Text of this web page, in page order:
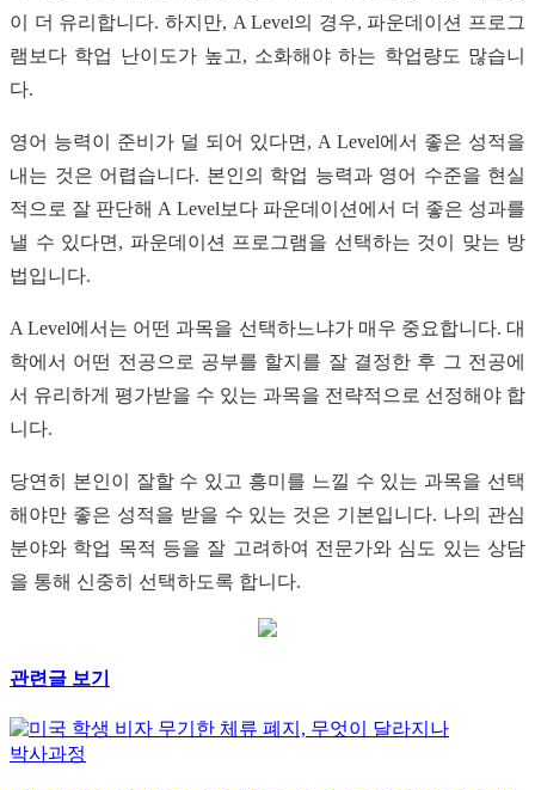
이 더 유리합니다. 하지만, A Level의 경우, 파운데이션 프로그
램보다 학업 난이도가 높고, 소화해야 하는 학업량도 많습니
다.
영어 능력이 준비가 덜 되어 있다면, A Level에서 좋은 성적을
내는 것은 어렵습니다. 본인의 학업 능력과 영어 수준을 현실
적으로 잘 판단해 A Level보다 파운데이션에서 더 좋은 성과를
낼 수 있다면, 파운데이션 프로그램을 선택하는 것이 맞는 방
법입니다.
A Level에서는 어떤 과목을 선택하느냐가 매우 중요합니다. 대
학에서 어떤 전공으로 공부를 할지를 잘 결정한 후 그 전공에
서 유리하게 평가받을 수 있는 과목을 전략적으로 선정해야 합
니다.
당연히 본인이 잘할 수 있고 흥미를 느낄 수 있는 과목을 선택
해야만 좋은 성적을 받을 수 있는 것은 기본입니다. 나의 관심
분야와 학업 목적 등을 잘 고려하여 전문가와 심도 있는 상담
을 통해 신중히 선택하도록 합니다.
관련글 보기
박사과정